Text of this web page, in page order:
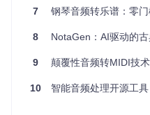
树，确保文本中的音乐意图
渲染引擎扮演着乐谱排版师
为视觉化的五线谱。它通过
的SVG格式乐谱。渲染过程
符合音乐排版的专业标准。
7 钢琴音频转乐谱：零门槛
8 NotaGen：AI驱动的
9 颠覆性音频转MIDI技术：让
10 智能音频处理开源工具：